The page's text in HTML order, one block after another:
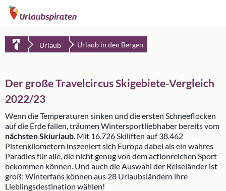
Urlaub Urlaub in den Bergen
Der große Travelcircus Skigebiete-Vergleich
2022/23
Wenn die Temperaturen sinken und die ersten Schneeflocken
auf die Erde fallen, träumen Wintersportliebhaber bereits vom
nächsten Skiurlaub. Mit 16.726 Skiliften auf 38.462
Pistenkilometern inszeniert sich Europa dabei als ein wahres
Paradies für alle, die nicht genug von dem actionreichen Sport
bekommen können. Und auch die Auswahl der Reiseländer ist
groß: Winterfans können aus 28 Urlaubsländern ihre
Lieblingsdestination wählen!